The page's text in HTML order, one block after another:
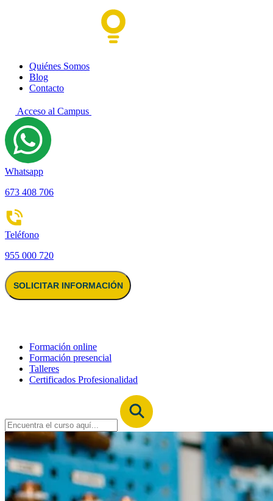
Quiénes Somos
Blog
Contacto
Acceso al Campus
Whatsapp
673 408 706
Teléfono
955 000 720
SOLICITAR INFORMACIÓN
Formación online
Formación presencial
Talleres
Certificados Profesionalidad